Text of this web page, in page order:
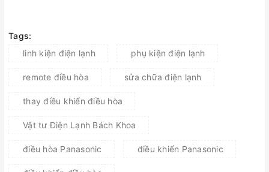
Tags:
linh kiện điện lạnh
phụ kiện điện lạnh
remote điều hòa sửa chữa điện lạnh
thay điều khiển điều hòa
Vật tư Điện Lạnh Bách Khoa
điều hòa Panasonic điều khiển Panasonic